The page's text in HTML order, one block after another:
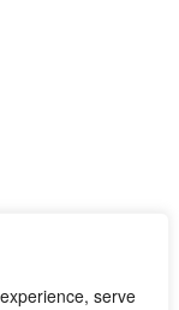
serve